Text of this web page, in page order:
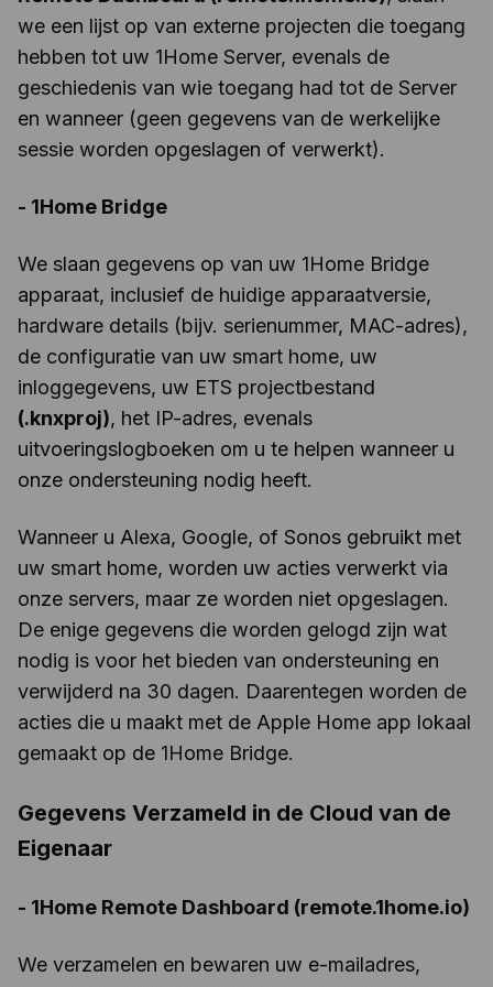
we een lijst op van externe projecten die toegang
hebben tot uw 1Home Server, evenals de
geschiedenis van wie toegang had tot de Server
en wanneer (geen gegevens van de werkelijke
sessie worden opgeslagen of verwerkt).
- 1Home Bridge
We slaan gegevens op van uw 1Home Bridge
apparaat, inclusief de huidige apparaatversie,
hardware details (bijv. serienummer, MAC-adres),
de configuratie van uw smart home, uw
inloggegevens, uw ETS projectbestand
(.knxproj), het IP-adres, evenals
uitvoeringslogboeken om u te helpen wanneer u
onze ondersteuning nodig heeft.
Wanneer u Alexa, Google, of Sonos gebruikt met
uw smart home, worden uw acties verwerkt via
onze servers, maar ze worden niet opgeslagen.
De enige gegevens die worden gelogd zijn wat
nodig is voor het bieden van ondersteuning en
verwijderd na 30 dagen. Daarentegen worden de
acties die u maakt met de Apple Home app lokaal
gemaakt op de 1Home Bridge.
Gegevens Verzameld in de Cloud van de
Eigenaar
- 1Home Remote Dashboard (remote.1home.io)
We verzamelen en bewaren uw e-mailadres,